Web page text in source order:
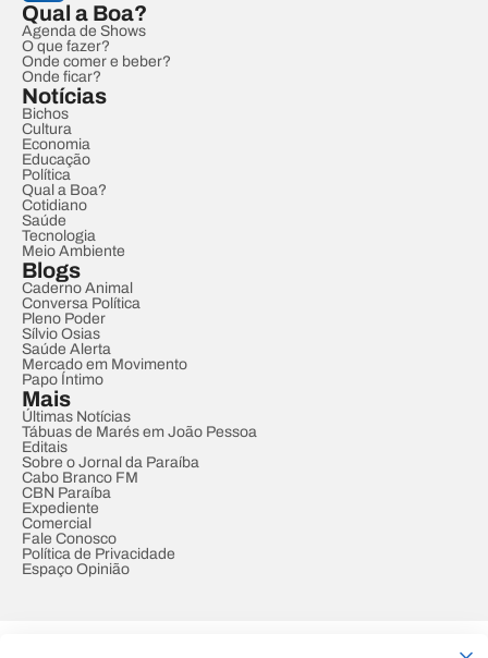
Qual a Boa?
Agenda de Shows
O que fazer?
Onde comer e beber?
Onde ficar?
Notícias
Bichos
Cultura
Economia
Educação
Política
Qual a Boa?
Cotidiano
Saúde
Tecnologia
Meio Ambiente
Blogs
Caderno Animal
Conversa Política
Pleno Poder
Sílvio Osias
Saúde Alerta
Mercado em Movimento
Papo Íntimo
Mais
Últimas Notícias
Tábuas de Marés em João Pessoa
Editais
Sobre o Jornal da Paraíba
Cabo Branco FM
CBN Paraíba
Expediente
Comercial
Fale Conosco
Política de Privacidade
Espaço Opinião